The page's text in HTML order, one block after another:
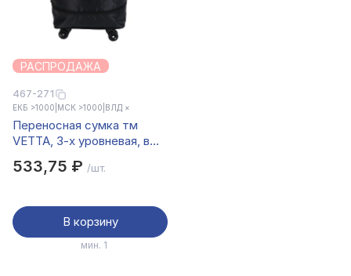
РАСПРОДАЖА
467-271
ЕКБ >1000 МСК >1000 ВЛД ×
Переносная сумка тм
VETTA, 3-х уровневая, в
40х22х57 см, полиэстер
533,75 ₽ /шт.
В корзину
мин. 1